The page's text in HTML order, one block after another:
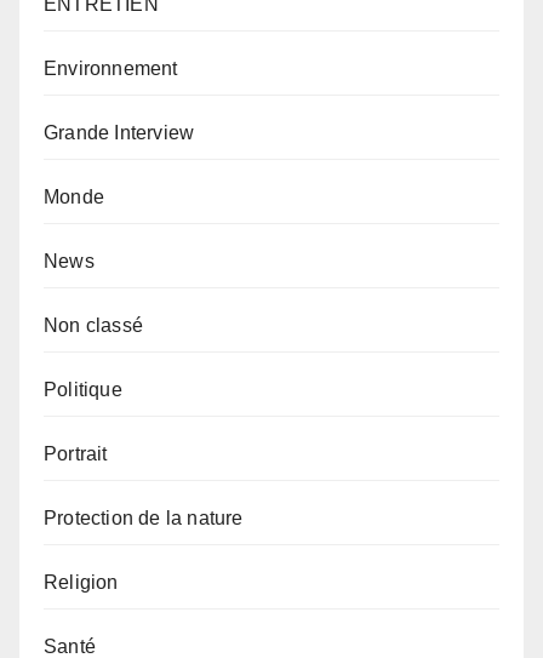
Environnement
Grande Interview
Monde
News
Non classé
Politique
Portrait
Protection de la nature
Religion
Santé